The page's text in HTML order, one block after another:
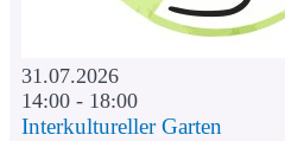
31.07.2026
14:00 - 18:00
Interkultureller Garten